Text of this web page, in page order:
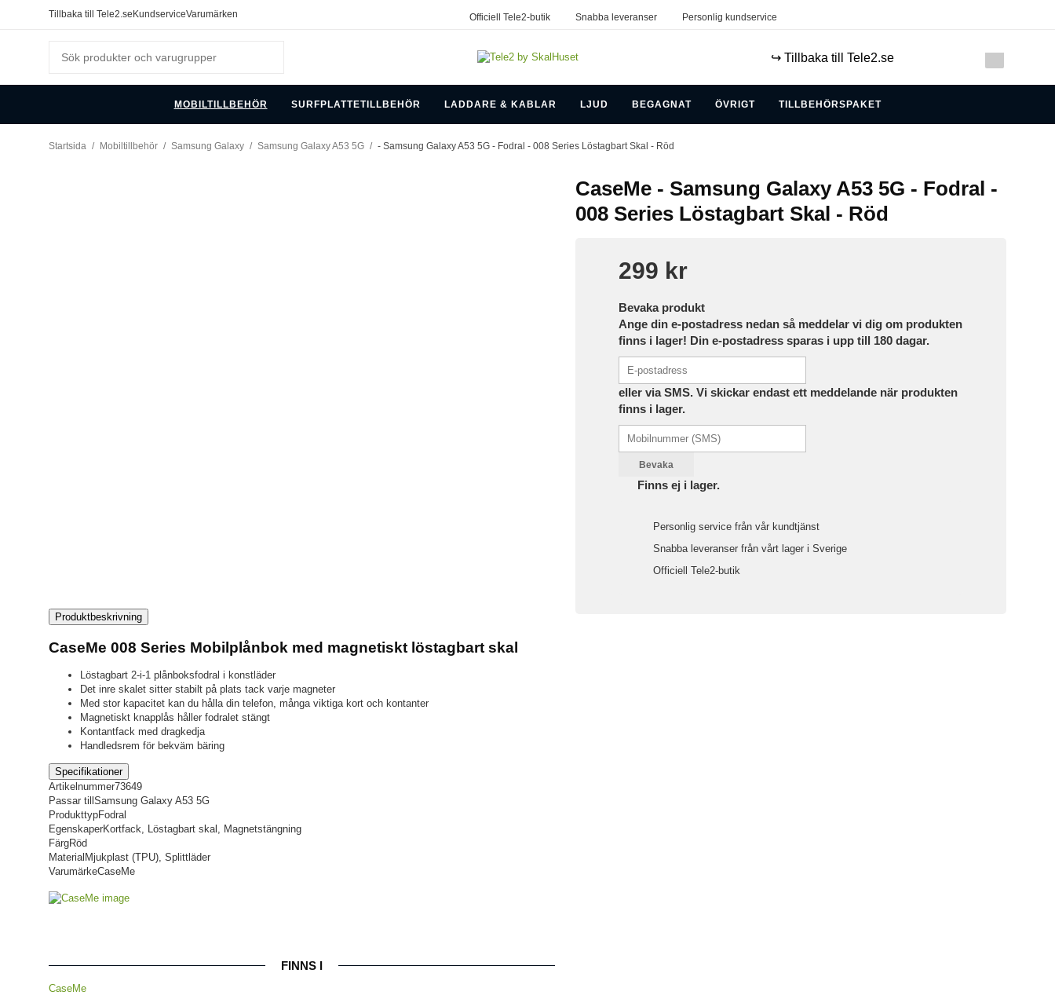
Tillbaka till Tele2.se KundserviceVarumärken Officiell Tele2-butik Snabba leveranser Personlig kundservice
↪️ Tillbaka till Tele2.se
MOBILTILLBEHÖR SURFPLATTETILLBEHÖR LADDARE & KABLAR LJUD BEGAGNAT ÖVRIGT TILLBEHÖRSPAKET
Startsida / Mobiltillbehör / Samsung Galaxy / Samsung Galaxy A53 5G / - Samsung Galaxy A53 5G - Fodral - 008 Series Löstagbart Skal - Röd
CaseMe - Samsung Galaxy A53 5G - Fodral -
008 Series Löstagbart Skal - Röd
299 kr
Bevaka produkt
Ange din e-postadress nedan så meddelar vi dig om produkten
finns i lager! Din e-postadress sparas i upp till 180 dagar.
eller via SMS. Vi skickar endast ett meddelande när produkten
finns i lager.
Bevaka
Finns ej i lager.
Personlig service från vår kundtjänst
Snabba leveranser från vårt lager i Sverige
Officiell Tele2-butik
Produktbeskrivning
CaseMe 008 Series Mobilplånbok med magnetiskt löstagbart skal
Löstagbart 2-i-1 plånboksfodral i konstläder
Det inre skalet sitter stabilt på plats tack varje magneter
Med stor kapacitet kan du hålla din telefon, många viktiga kort och kontanter
Magnetiskt knapplås håller fodralet stängt
Kontantfack med dragkedja
Handledsrem för bekväm bäring
Specifikationer
Artikelnummer73649
Passar till Samsung Galaxy A53 5G
ProdukttypFodral
EgenskaperKortfack, Löstagbart skal, Magnetstängning
FärgRöd
Material Mjukplast (TPU), Splittläder
VarumärkeCaseMe
FINNS I
CaseMe